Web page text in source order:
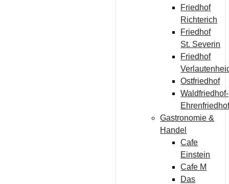
Friedhof
Richterich
Friedhof
St. Severin
Friedhof
Ostfriedhof
Waldfriedhof-
Gastronomie &
Handel
Cafe
Einstein
Cafe M
Das